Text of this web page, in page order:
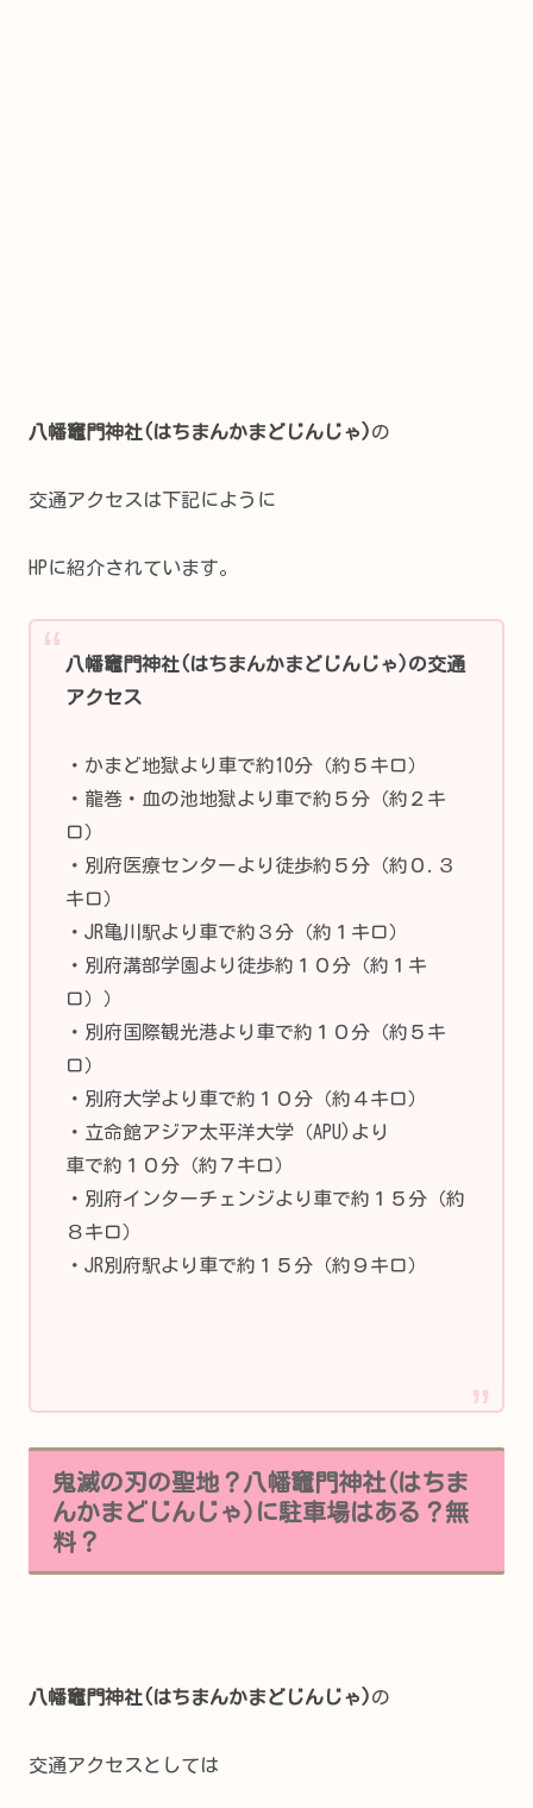
八幡竈門神社(はちまんかまどじんじゃ)の
交通アクセスは下記にように
HPに紹介されています。
八幡竈門神社(はちまんかまどじんじゃ)の交通
アクセス
・かまど地獄より車で約10分（約５キロ）
・龍巻・血の池地獄より車で約５分（約２キ
ロ）
・別府医療センターより徒歩約５分（約０.３
キロ）
・JR亀川駅より車で約３分（約１キロ）
・別府溝部学園より徒歩約１０分（約１キ
ロ））
・別府国際観光港より車で約１０分（約５キ
ロ）
・別府大学より車で約１０分（約４キロ）
・立命館アジア太平洋大学（APU)より
車で約１０分（約７キロ）
・別府インターチェンジより車で約１５分（約
８キロ）
・JR別府駅より車で約１５分（約９キロ）
鬼滅の刃の聖地？八幡竈門神社(はちま
んかまどじんじゃ)に駐車場はある？無
料？
八幡竈門神社(はちまんかまどじんじゃ)の
交通アクセスとしては